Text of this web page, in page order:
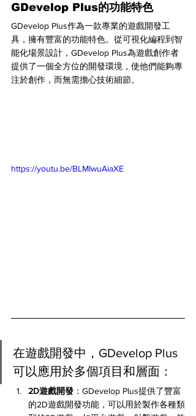
GDevelop Plus的功能特色
GDevelop Plus作為一款專業的遊戲開發工
具，擁有豐富的功能特色。從可視化編程到智
能化場景設計，GDevelop Plus為遊戲創作者
提供了一個全方位的開發環境，使他們能夠專
注於創作，而無需擔心技術細節。
https://youtu.be/BLMIwuAiaXE
在遊戲開發中，GDevelop Plus
可以應用於多個項目和層面：
2D遊戲開發 ：GDevelop Plus提供了豐富
的2D遊戲開發功能，可以用於製作各種類